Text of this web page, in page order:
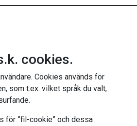
cookies.
Cookies används för
som t.ex. vilket språk du valt,
för ”fil-cookie” och dessa